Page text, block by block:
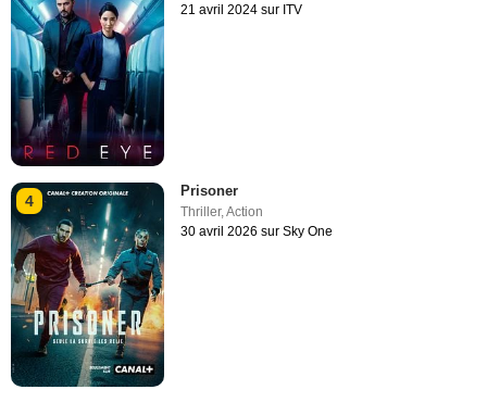
21 avril 2024 sur ITV
4
Prisoner
Thriller,Action
30 avril 2026 sur Sky One